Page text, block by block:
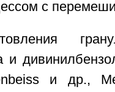
с
и
и др.,